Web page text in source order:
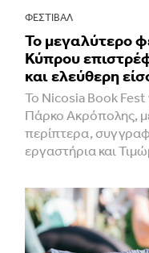
ΦΕΣΤΙΒΑΛ
Το μεγαλύτερο
Κύπρου
και ελεύθερη
Το Nicosia Book Fest
Πάρκο Ακρόπολης,
περίπτερα,
εργαστήρια και